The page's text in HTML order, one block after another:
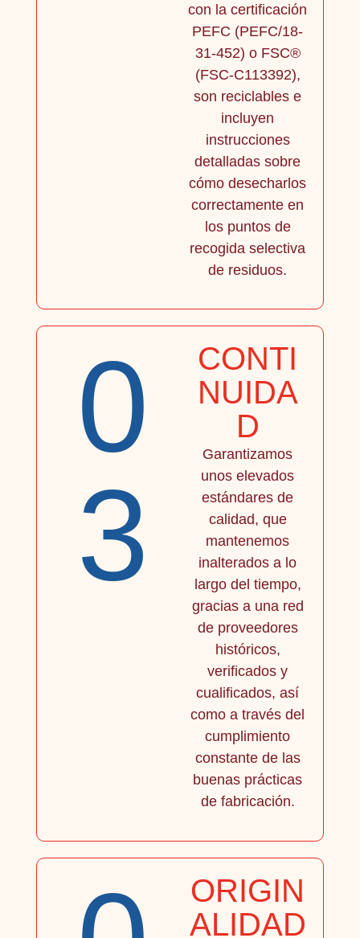
con la certificación
PEFC (PEFC/18-
31-452) o FSC®
(FSC-C113392),
son reciclables e
incluyen
instrucciones
detalladas sobre
cómo desecharlos
correctamente en
los puntos de
recogida selectiva
de residuos.
0
3
CONTI
NUIDA
D
Garantizamos
unos elevados
estándares de
calidad, que
mantenemos
inalterados a lo
largo del tiempo,
gracias a una red
de proveedores
históricos,
verificados y
cualificados, así
como a través del
cumplimiento
constante de las
buenas prácticas
de fabricación.
ORIGIN
ALIDAD